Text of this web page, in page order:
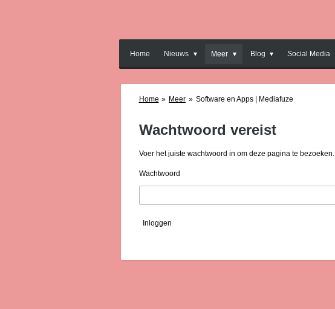
Home Nieuws Meer Blog Social Media
Home » Meer » Software en Apps | Mediafuze
Wachtwoord vereist
Voer het juiste wachtwoord in om deze pagina te bezoeken.
Wachtwoord
Inloggen